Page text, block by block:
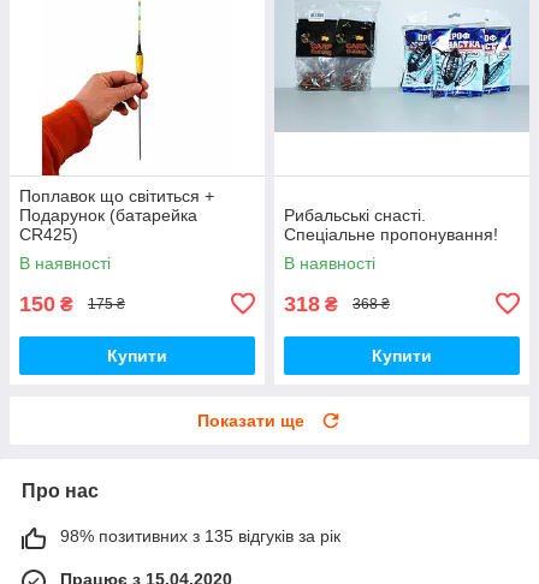
Поплавок що світиться +
Подарунок (батарейка
CR425)
В наявності
150 ₴ 175 ₴
Купити
Рибальські снасті.
Спеціальне пропонування!
В наявності
318 ₴ 368 ₴
Купити
Показати ще
Про нас
98% позитивних з 135 відгуків за рік
Працює з 15.04.2020